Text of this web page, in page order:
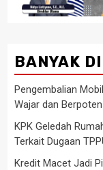
BANYAK
Pengembalian
Wajar dan
KPK Geledah
Terkait Dugaan
Kredit Macet Jadi